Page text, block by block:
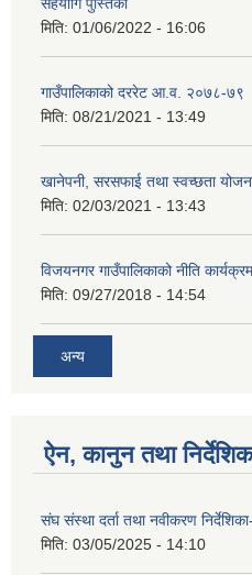
मिति: 01/06/2022 - 16:06
गाउँपालिकाको दररेट आ.व. २०७८-७९
मिति: 08/21/2021 - 13:49
खानेपनी, सरसफाई तथा स्वच्छता
मिति: 02/03/2021 - 13:43
विजयनगर गाउँपालिकाको नीति
मिति: 09/27/2018 - 14:54
अन्य
ऐन, कानुन तथा
संघ संस्था दर्ता तथा नवीकरण
मिति: 03/05/2025 - 14:10